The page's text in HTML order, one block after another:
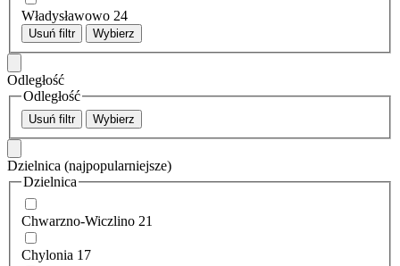
Władysławowo 24
Usuń filtr Wybierz
Odległość
Odległość
Usuń filtr Wybierz
Dzielnica (najpopularniejsze)
Dzielnica
Chwarzno-Wiczlino 21
Chylonia 17